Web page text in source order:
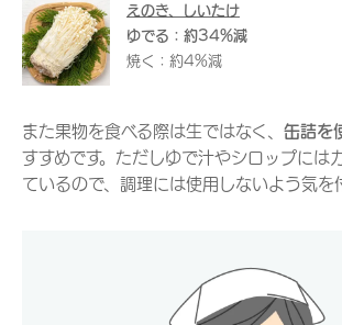
えのき、しいたけ
ゆでる：約34%減
焼く：約4%減
また果物を食べる際は生ではなく、 缶詰を
すすめです。ただしゆで汁やシロップには
ているので、調理には使用しないよう気を